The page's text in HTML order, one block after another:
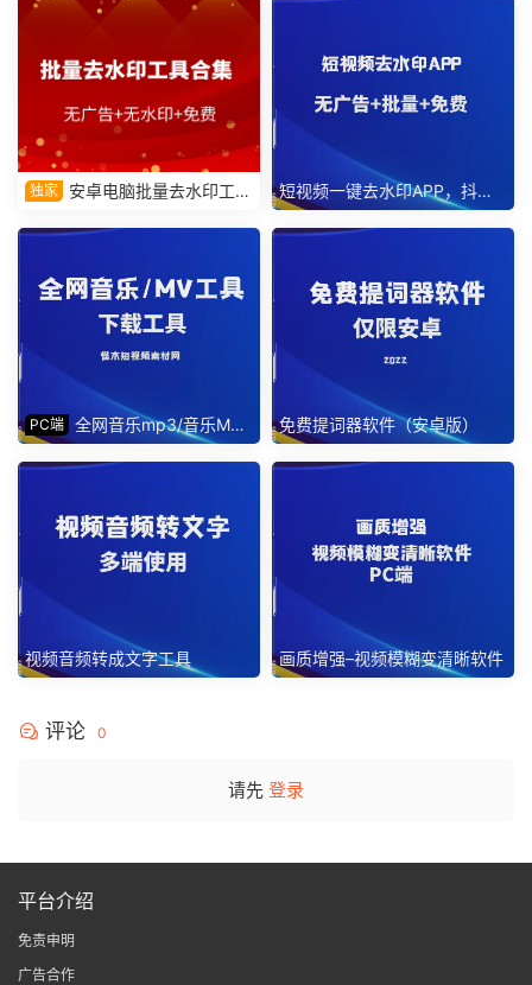
独家
安卓电脑批量去水印工具
短视频一键去水印APP，抖音
快手小红书等平台
PC端 全网音乐mp3/音乐MV
下载工具
免费提词器软件（安卓版）
视频音频转成文字工具 画质增强–视频模糊变清晰软件
评论 0
请先 登录
平台介绍
免责申明
广告合作